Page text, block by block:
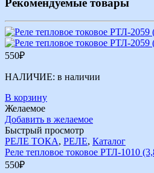
550₽
НАЛИЧИЕ: в наличии
В корзину
Желаемое
Добавить в желаемое
Быстрый просмотр
РЕЛЕ ТОКА, РЕЛЕ, Каталог
Реле тепловое токовое РТЛ-1010
550₽